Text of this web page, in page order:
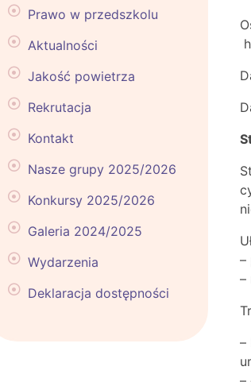
Prawo w przedszkolu
Aktualności
Jakość powietrza
Rekrutacja
Kontakt
Nasze grupy 2025/2026
Konkursy 2025/2026
Galeria 2024/2025
Wydarzenia
Deklaracja dostępności
–
–
–